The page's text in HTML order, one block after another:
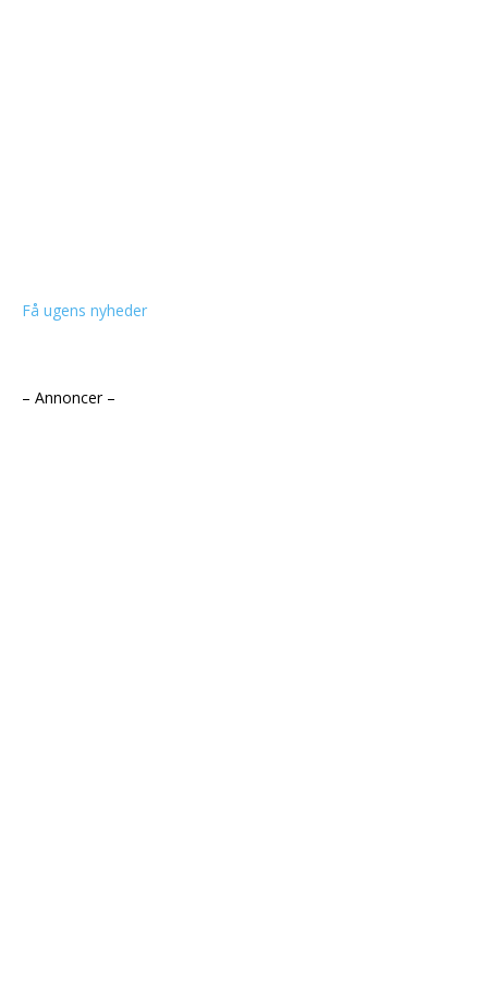
Få ugens nyheder
– Annoncer –